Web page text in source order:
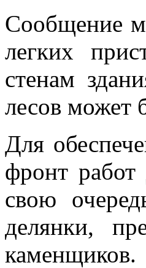
Сообщение
легких
стенам
лесов может
Для
фронт работ
свою
делянки,
каменщиков.